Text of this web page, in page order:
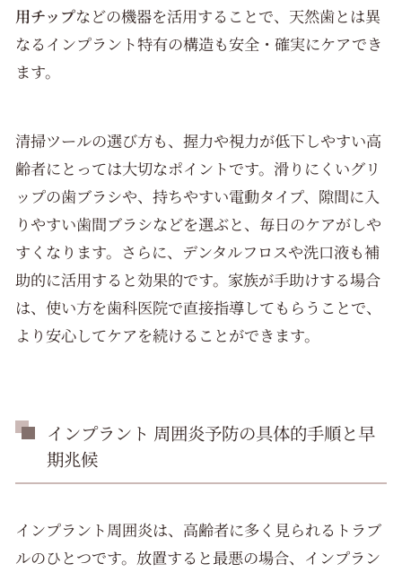
用チップなどの機器を活用することで、天然歯とは異
なるインプラント特有の構造も安全・確実にケアでき
ます。
清掃ツールの選び方も、握力や視力が低下しやすい高
齢者にとっては大切なポイントです。滑りにくいグリ
ップの歯ブラシや、持ちやすい電動タイプ、隙間に入
りやすい歯間ブラシなどを選ぶと、毎日のケアがしや
すくなります。さらに、デンタルフロスや洗口液も補
助的に活用すると効果的です。家族が手助けする場合
は、使い方を歯科医院で直接指導してもらうことで、
より安心してケアを続けることができます。
インプラント 周囲炎予防の具体的手順と早
期兆候
インプラント周囲炎は、高齢者に多く見られるトラブ
ルのひとつです。放置すると最悪の場合、インプラン